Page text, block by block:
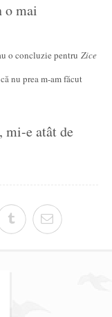
o mai
o concluzie pentru Zice
nu prea m-am făcut
mi-e atât de